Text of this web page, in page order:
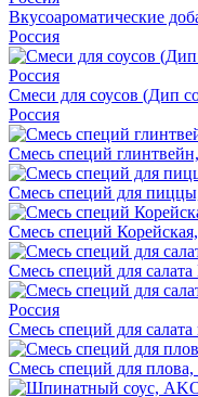
Вкусоароматические
Россия
Смеси для соусов (Дип
Россия
Смесь специй
Смесь специй для
Смесь специй
Смесь специй для
Смесь специй для
Смесь специй для плова,